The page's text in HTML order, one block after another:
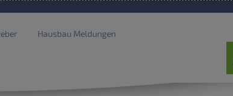
Hausbau Meldungen